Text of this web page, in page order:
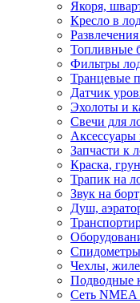
Якоря,
Кресло в
Топливные
Фильтры
Транцевые
Датчик
Эхолоты и
Cвечи для
Запчасти к
Краска,
Трапик на
Звук на
Душ,
Чехлы,
Подводные
Сеть NMEA